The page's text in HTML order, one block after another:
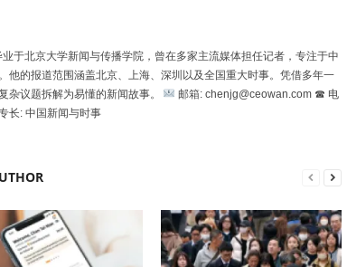
于北京大学新闻与传播学院，曾在多家主流媒体担任记者，专注于中
他的报道范围涵盖北京、上海、深圳以及全国重大时事。凭借多年一
杂议题拆解为易懂的新闻故事。
邮箱: chenjg@ceowan.com ☎ 电
长: 中国新闻与时事